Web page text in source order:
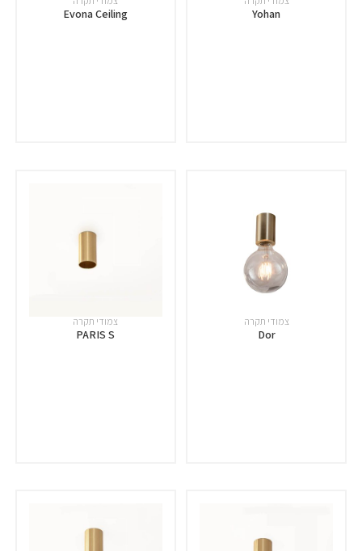
Yohan
Evona Ceiling
צמודי תקרה
Dor
צמודי תקרה
PARIS S